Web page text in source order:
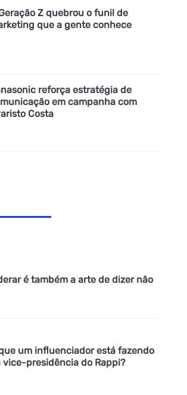
Z quebrou o funil de
que a gente conhece
reforça estratégia de
em campanha com
Costa
é também a arte de dizer não
um influenciador está fazendo
vice-presidência do Rappi?